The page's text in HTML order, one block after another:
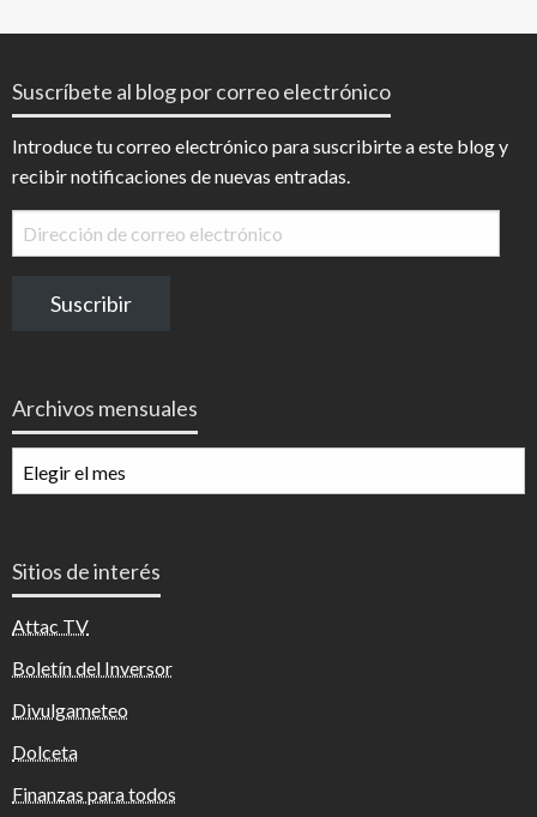
Suscríbete al blog por correo electrónico
Introduce tu correo electrónico para suscribirte a este blog y
recibir notificaciones de nuevas entradas.
Dirección
de
electrónico
Suscribir
Archivos mensuales
mensuales
Sitios de interés
Attac TV
Boletín del Inversor
Divulgameteo
Dolceta
Finanzas para todos